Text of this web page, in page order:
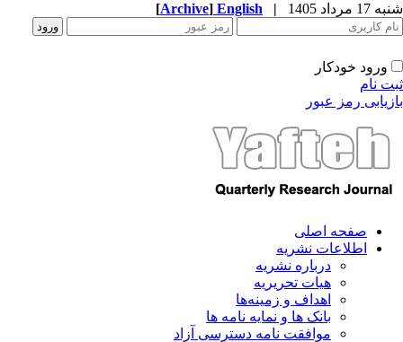
مرداد 1405 |
English
[Archive]
ورود خودکار
نام
رمز عبور
صفحه اصلی
اطلاعات نشریه
درباره نشریه
هیات تحریریه
اهداف و زمینه‌ها
بانک ها و نمایه نامه ها
موافقت نامه دسترسی آزاد